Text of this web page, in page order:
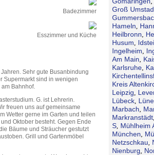
Badezimmer
Esszimmer und Küche
Sehr gute Busanbindung
Supermarkt sind in wenigen
Bahnhof.
G. ist Lehrerin.
freuen uns auf gemeinsame
Wetter gerne im Garten und teilen
Oktober besteht. Gegen Ende
Bäume und Sträucher gestutzt
Grill und Gartenmöbel
Groß
Hameln
Heilbronn
Husum
Ingelheim
Am Main
Karlsruhe,
Kreis
Leipzig
Lübeck,
Marbach
Markranstädt,
S, Mühlheim
München
Netzschkau
Nienburg